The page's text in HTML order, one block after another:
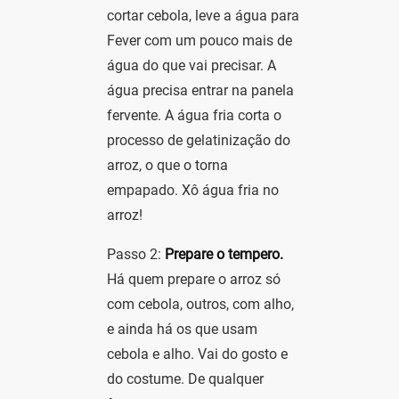
cortar cebola, leve a água para
Fever com um pouco mais de
água do que vai precisar. A
água precisa entrar na panela
fervente. A água fria corta o
processo de gelatinização do
arroz, o que o torna
empapado. Xô água fria no
arroz!
Passo 2: Prepare o tempero.
Há quem prepare o arroz só
com cebola, outros, com alho,
e ainda há os que usam
cebola e alho. Vai do gosto e
do costume. De qualquer